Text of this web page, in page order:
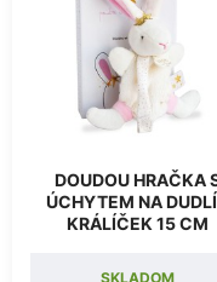
DOUDOU HRAČKA
ÚCHYTEM NA
KRÁLÍČEK 15 CM
SKLADOM